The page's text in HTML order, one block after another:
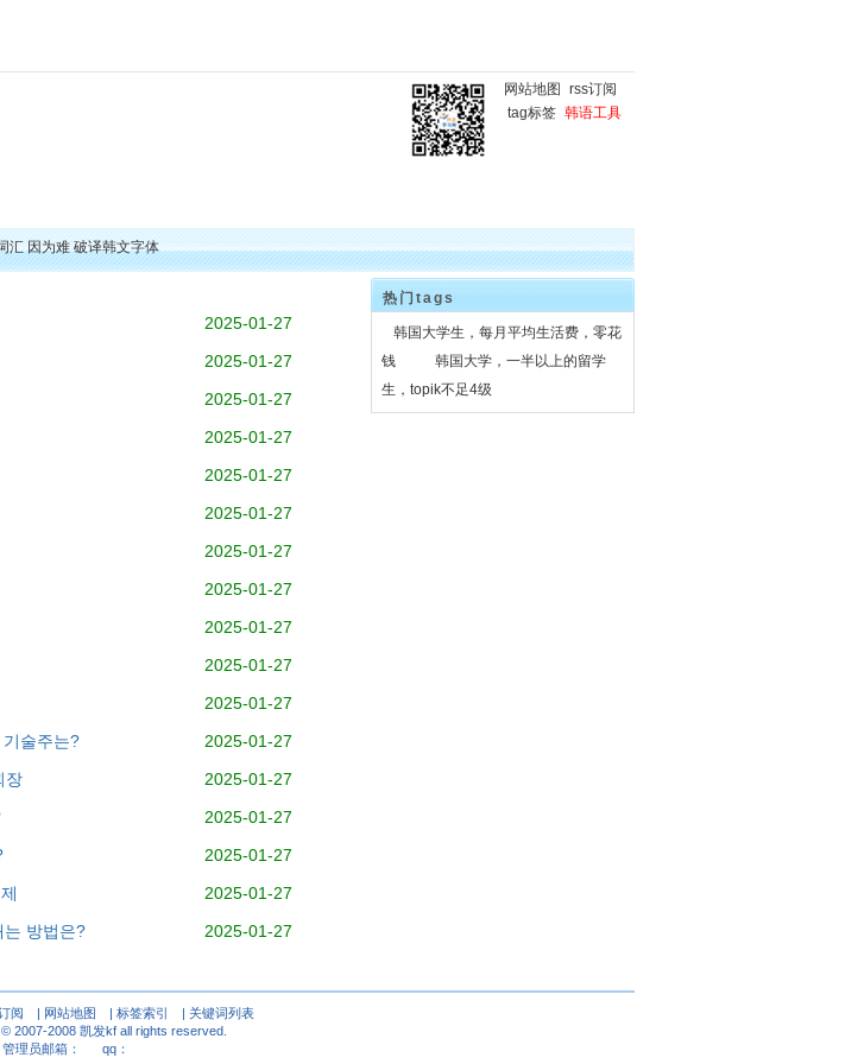
网站地图
rss订阅
tag标签 韩语工具
汇 因为难 破译韩文字体
2025-01-27
2025-01-27
2025-01-27
2025-01-27
2025-01-27
2025-01-27
2025-01-27
2025-01-27
2025-01-27
2025-01-27
2025-01-27
기술주는?
2025-01-27
장
2025-01-27
2025-01-27
2025-01-27
2025-01-27
는 방법은?
2025-01-27
热门tags
韩国大学生，每月平均生活费，零花
钱
韩国大学，一半以上的留学
生，topik不足4级
阅 | 网站地图 | 标签索引 | 关键词列表
2007-2008 凯发kf all rights reserved.
管理员邮箱： qq：